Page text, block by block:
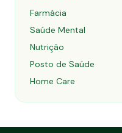
Farmácia
Saúde Mental
Nutrição
Posto de Saúde
Home Care